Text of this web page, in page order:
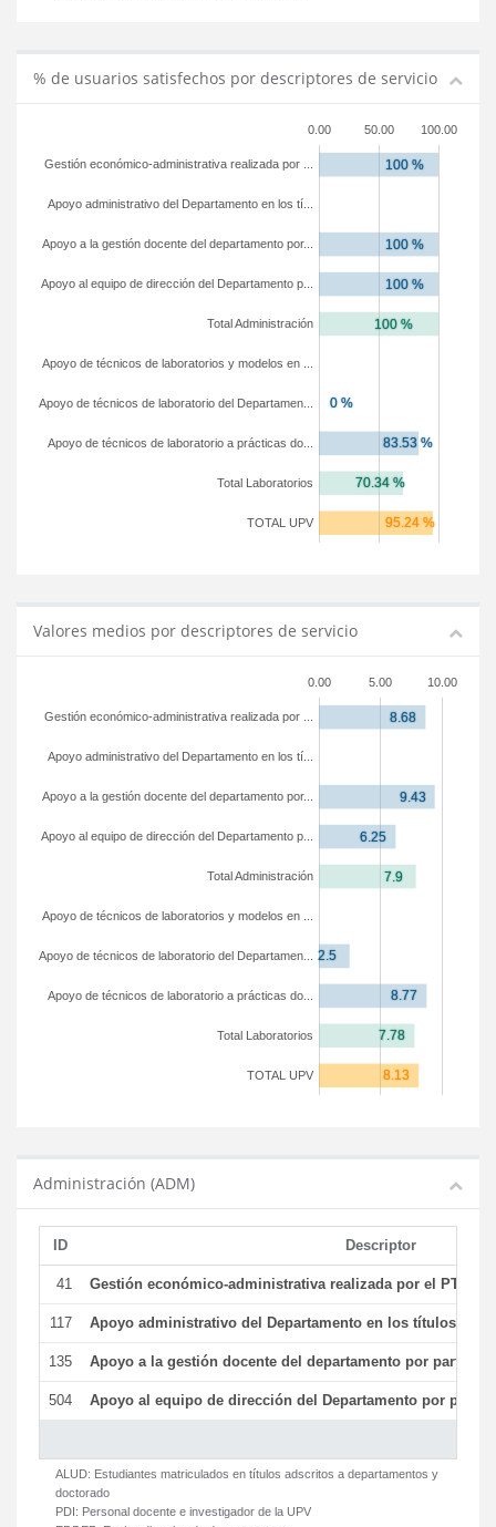
% de usuarios satisfechos por descriptores de servicio
0.00 50.00 100.00
TOTAL UPV
Total Laboratorios
Apoyo de técnicos de laboratorio a prácticas do...
Apoyo de técnicos de laboratorio del Departamen...
Apoyo de técnicos de laboratorios y modelos en ...
Total Administración
Apoyo al equipo de dirección del Departamento p...
Apoyo a la gestión docente del departamento por...
Apoyo administrativo del Departamento en los tí...
Gestión económico-administrativa realizada por ...
Valores medios por descriptores de servicio
0.00 5.00 10.00
TOTAL UPV
Total Laboratorios
Apoyo de técnicos de laboratorio a prácticas do...
Apoyo de técnicos de laboratorio del Departamen...
Apoyo de técnicos de laboratorios y modelos en ...
Total Administración
Apoyo al equipo de dirección del Departamento p...
Apoyo a la gestión docente del departamento por...
Apoyo administrativo del Departamento en los tí...
Gestión económico-administrativa realizada por ...
Administración (ADM)
ID Descriptor
41 Gestión económico-administrativa realizada por el PTGAS
117 Apoyo administrativo del Departamento en los títulos de
135 Apoyo a la gestión docente del departamento por parte
504 Apoyo al equipo de dirección del Departamento por parte
ALUD: Estudiantes matriculados en títulos adscritos a departamentos y
doctorado
PDI: Personal docente e investigador de la UPV